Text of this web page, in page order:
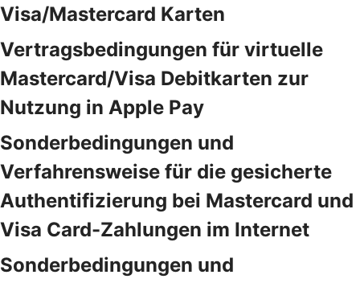
Visa/Mastercard Karten
Vertragsbedingungen für virtuelle
Mastercard/Visa Debitkarten zur
Nutzung in Apple Pay
Sonderbedingungen und
Verfahrensweise für die gesicherte
Authentifizierung bei Mastercard und
Visa Card-Zahlungen im Internet
Sonderbedingungen und